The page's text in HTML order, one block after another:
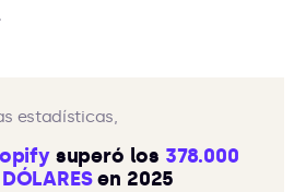
estadísticas,
superó los 378.000
DÓLARESen 2025